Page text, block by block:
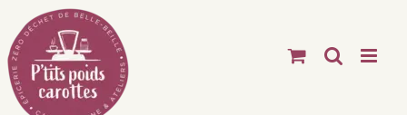
Passer
au
contenu